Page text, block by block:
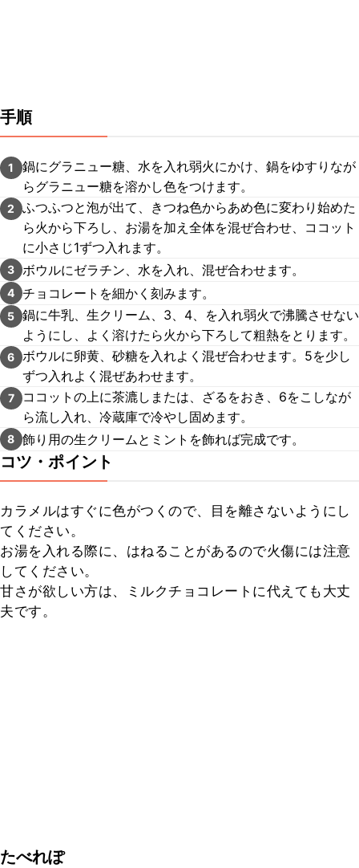
手順
1
鍋にグラニュー糖、水を入れ弱火にかけ、鍋をゆすりなが
らグラニュー糖を溶かし色をつけます。
2
ふつふつと泡が出て、きつね色からあめ色に変わり始めた
ら火から下ろし、お湯を加え全体を混ぜ合わせ、ココット
に小さじ1ずつ入れます。
3 ボウルにゼラチン、水を入れ、混ぜ合わせます。
4 チョコレートを細かく刻みます。
5 鍋に牛乳、生クリーム、3、4、を入れ弱火で沸騰させない
ようにし、よく溶けたら火から下ろして粗熱をとります。
6 ボウルに卵黄、砂糖を入れよく混ぜ合わせます。5を少し
ずつ入れよく混ぜあわせます。
7
ココットの上に茶漉しまたは、ざるをおき、6をこしなが
ら流し入れ、冷蔵庫で冷やし固めます。
8 飾り用の生クリームとミントを飾れば完成です。
コツ・ポイント
カラメルはすぐに色がつくので、目を離さないようにし
てください。
お湯を入れる際に、はねることがあるので火傷には注意
してください。
甘さが欲しい方は、ミルクチョコレートに代えても大丈
夫です。
たべれぽ